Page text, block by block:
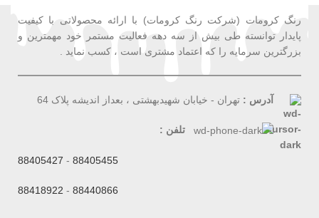
رنگ کرومات (شرکت رنگ کرومات) با ارائه محصولاتی با کیفیت
پایدار توانسته طی بیش از سه دهه فعالیت مستمر خود مهمترین و
بزرگترین سرمایه را که اعتماد مشتری است ، کسب نماید .
آدرس : تهران - خیابان شهیدبهشتی ، بعداز اندیشه پلاک 64
تلفن :
88405455
-
88405427
88440866
-
88418922